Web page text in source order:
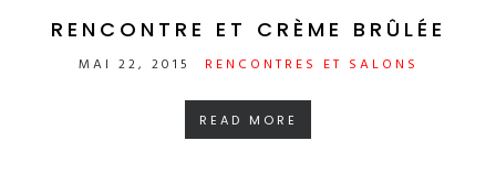
RENCONTRE ET CRÈME BRÛLÉE
MAI 22, 2015 RENCONTRES ET SALONS
READ MORE